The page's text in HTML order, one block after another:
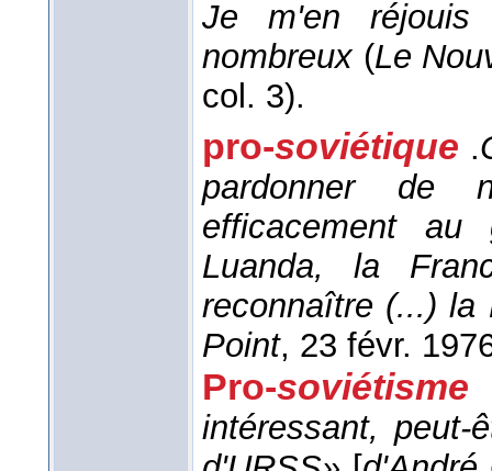
Je m'en réjouis
nombreux(Le
col. 3).
pro-soviétique .
pardonner de
efficacement au
Luanda, la
reconnaître (...) la
Point, 23 févr.
Pro-soviétisme
intéressant, peut-